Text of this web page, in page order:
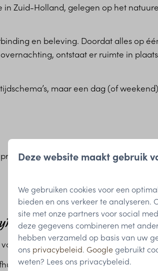
in Zuid-Holland, gelegen op het
en beleving. Doordat alles op
ontstaat er ruimte in
maar een dag (of
geschikt?
circa 30 tot 100 gasten.
zodat jullie het eiland volledig voor
Deze website maakt gebruik
We gebruiken cookies voor een
bieden en ons verkeer te analyseren.
site met onze partners voor social
deze gegevens combineren met
hebben verzameld op basis van uw
ons privacybeleid. Googlegebruikt
weten? Lees ons privacybeleid.